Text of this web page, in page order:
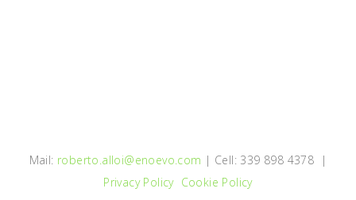
Mail: roberto.alloi@enoevo.com | Cell: 339 898 4378 |
Privacy Policy Cookie Policy